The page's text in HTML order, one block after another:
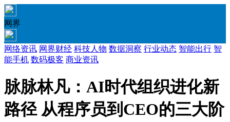
网界
网络资讯 网界财经 科技人物 数据洞察 行业动态 智能出行 智
能手机 数码极客 商业资讯
脉脉林凡：AI时代组织进化新
路径 从程序员到CEO的三大阶